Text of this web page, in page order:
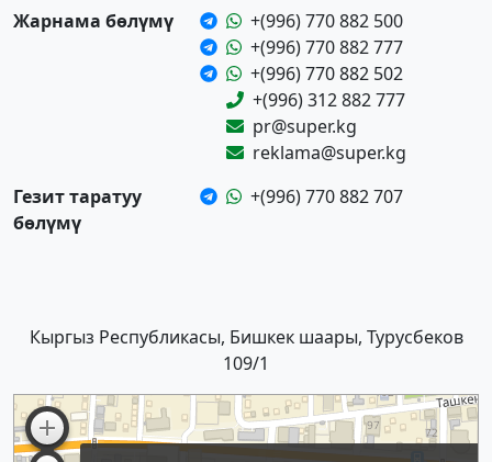
Жарнама бөлүмү
+(996) 770 882 500
+(996) 770 882 777
+(996) 770 882 502
+(996) 312 882 777
pr@super.kg
reklama@super.kg
Гезит таратуу
бөлүмү
+(996) 770 882 707
Кыргыз Республикасы, Бишкек шаары, Турусбеков
109/1